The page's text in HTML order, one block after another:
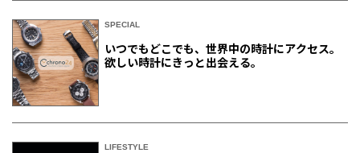
SPECIAL
いつでもどこでも、世界中の時計にアクセス。
欲しい時計にきっと出会える。
LIFESTYLE